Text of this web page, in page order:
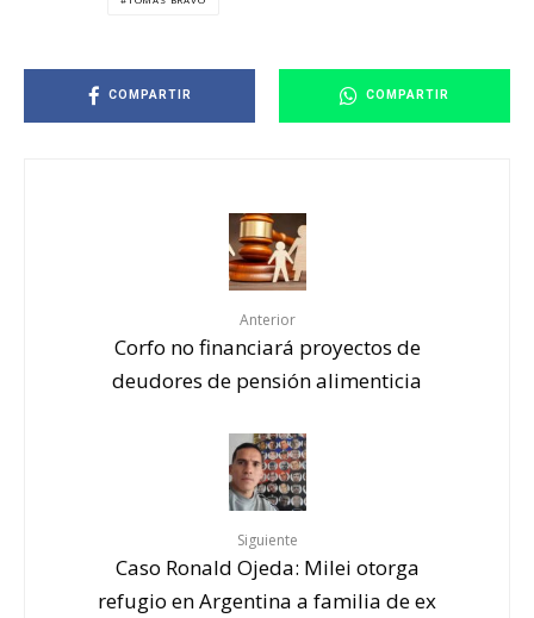
COMPARTIR COMPARTIR
Anterior
Corfo no financiará proyectos de
deudores de pensión alimenticia
Siguiente
Caso Ronald Ojeda: Milei otorga
refugio en Argentina a familia de ex